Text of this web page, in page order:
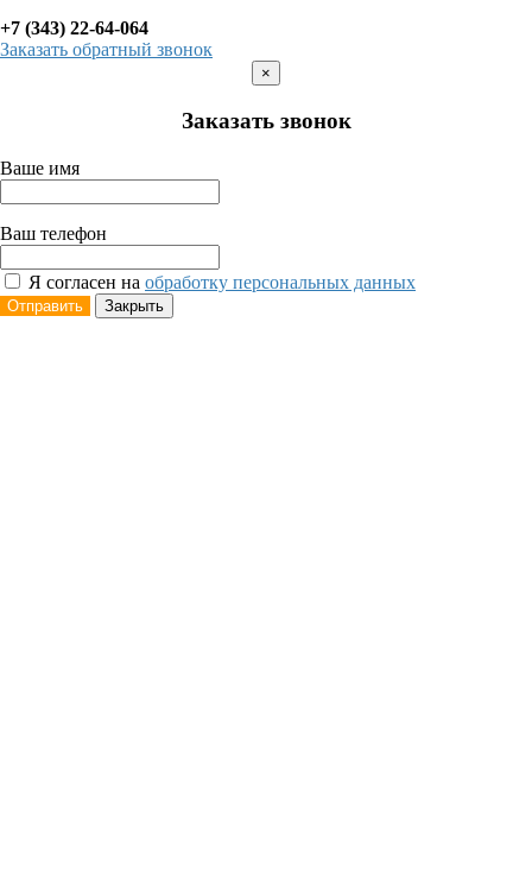
+7 (343) 22-64-064
Заказать обратный звонок
×
Заказать звонок
Ваше имя
Ваш телефон
Я согласен на обработку персональных данных
Отправить Закрыть